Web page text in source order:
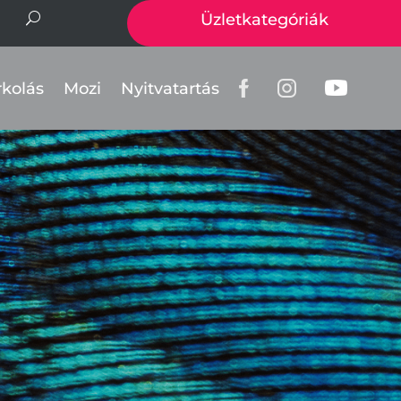
Üzletkategóriák
Mozi Nyitvatartás